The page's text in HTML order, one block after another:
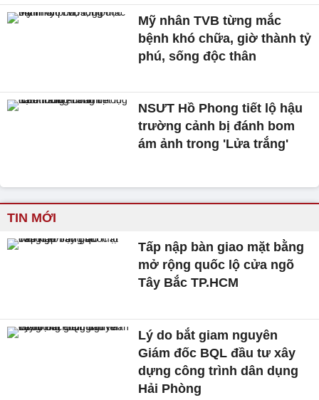
Mỹ nhân TVB từng mắc
bệnh khó chữa, giờ thành tỷ
phú, sống độc thân
NSƯT Hồ Phong tiết lộ hậu
trường cảnh bị đánh bom
ám ảnh trong 'Lửa trắng'
TIN MỚI
Tấp nập bàn giao mặt bằng
mở rộng quốc lộ cửa ngõ
Tây Bắc TP.HCM
Lý do bắt giam nguyên
Giám đốc BQL đầu tư xây
dựng công trình dân dụng
Hải Phòng